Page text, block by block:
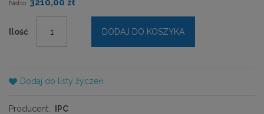
3210,00 zł
Ilość DODAJ DO KOSZYKA
Dodaj do listy życzeń
Producent:
IPC